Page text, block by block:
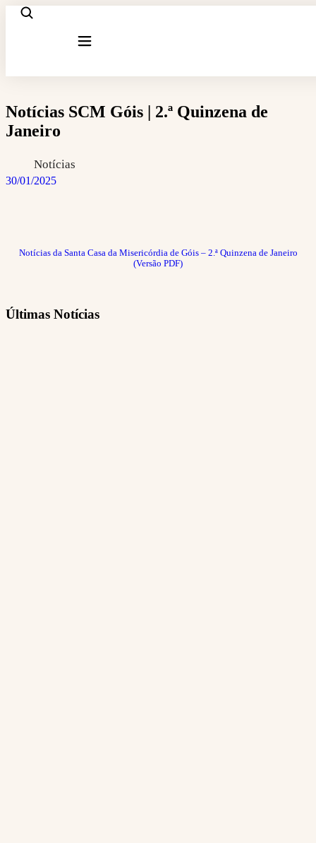
Notícias SCM Góis | 2.ª Quinzena de
Janeiro
Notícias
30/01/2025
Notícias da Santa Casa da Misericórdia de Góis – 2.ª Quinzena de Janeiro
(Versão PDF)
Últimas Notícias